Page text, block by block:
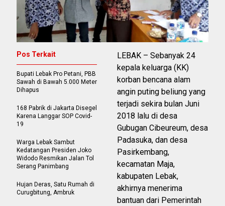
LEBAK – Sebanyak 24
kepala keluarga (KK)
korban bencana alam
angin puting beliung yang
terjadi sekira bulan Juni
2018 lalu di desa
Gubugan Cibeureum, desa
Padasuka, dan desa
Pasirkembang,
kecamatan Maja,
kabupaten Lebak,
akhirnya menerima
bantuan dari Pemerintah
Pos Terkait
Bupati Lebak Pro Petani, PBB
Sawah di Bawah 5.000 Meter
Dihapus
168 Pabrik di Jakarta Disegel
Karena Langgar SOP Covid-
19
Warga Lebak Sambut
Kedatangan Presiden Joko
Widodo Resmikan Jalan Tol
Serang Panimbang
Hujan Deras, Satu Rumah di
Curugbitung, Ambruk